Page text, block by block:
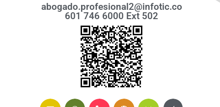
abogado.profesional2@infotic.co
601 746 6000 Ext 502